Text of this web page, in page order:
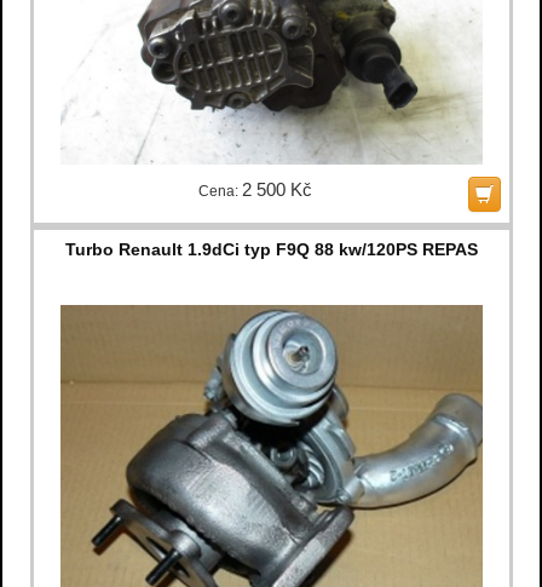
Cena: 2 500 Kč
Turbo Renault 1.9dCi typ F9Q 88 kw/120PS REPAS